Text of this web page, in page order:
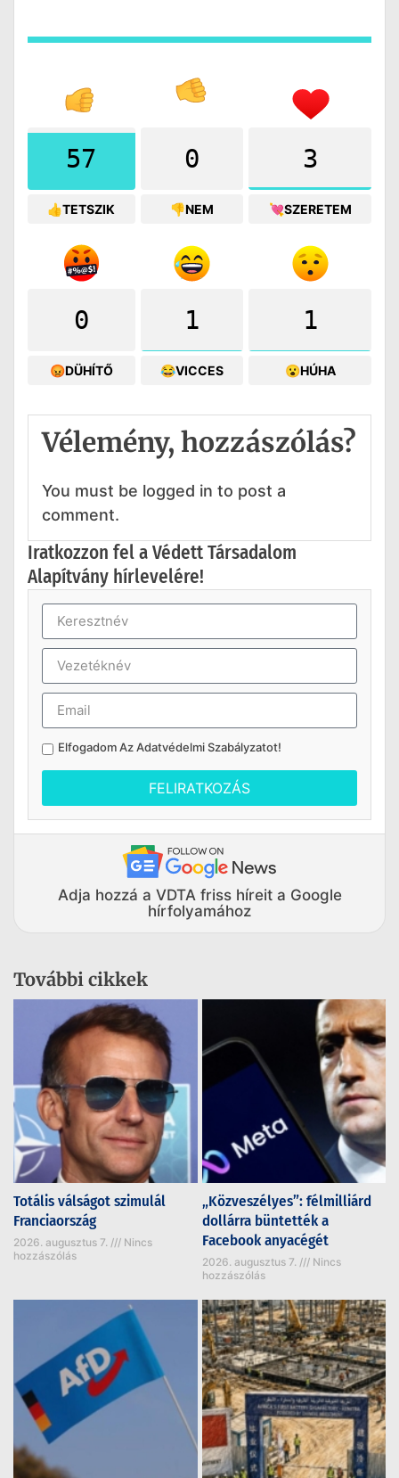
57
👍TETSZIK
0
👎NEM
3
💘SZERETEM
0
😡DÜHÍTŐ
1
😂VICCES
1
😮HÚHA
Vélemény, hozzászólás?
You must be logged in to post a
comment.
Iratkozzon fel a Védett Társadalom
Alapítvány hírlevelére!
Elfogadom AzAdatvédelmi Szabályzatot!
FELIRATKOZÁS
Adja hozzá a VDTA friss híreit a Google
hírfolyamához
További cikkek
Totális válságot szimulál
Franciaország
2026. augusztus 7.
Nincs
hozzászólás
„Közveszélyes”: félmilliárd
dollárra büntették a
Facebook anyacégét
2026. augusztus 7.
Nincs
hozzászólás